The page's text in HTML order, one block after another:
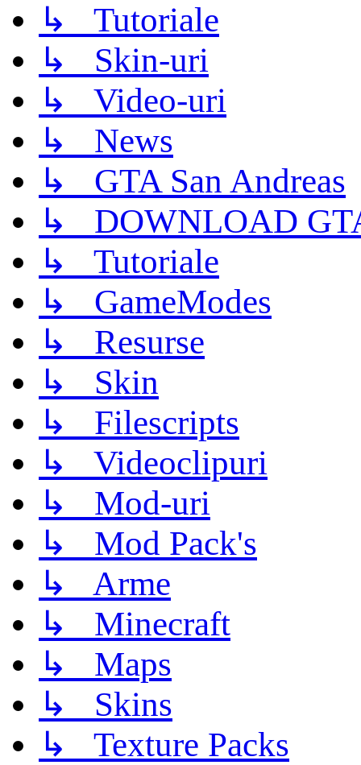
↳ Tutoriale
↳ Skin-uri
↳ Video-uri
↳ News
↳ GTA San Andreas
↳ DOWNLOAD
↳ Tutoriale
↳ GameModes
↳ Resurse
↳ Skin
↳ Filescripts
↳ Videoclipuri
↳ Mod-uri
↳ Mod Pack's
↳ Arme
↳ Minecraft
↳ Maps
↳ Skins
↳ Texture Packs